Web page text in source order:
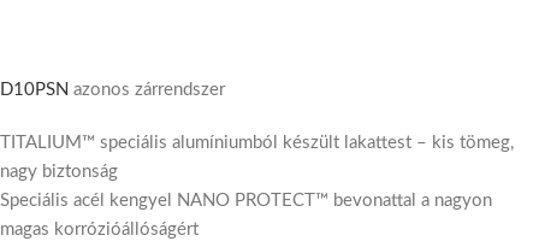
D10PSN azonos zárrendszer
TITALIUM™ speciális alumíniumból készült lakattest – kis tömeg,
nagy biztonság
Speciális acél kengyel NANO PROTECT™ bevonattal a nagyon
magas korrózióállóságért